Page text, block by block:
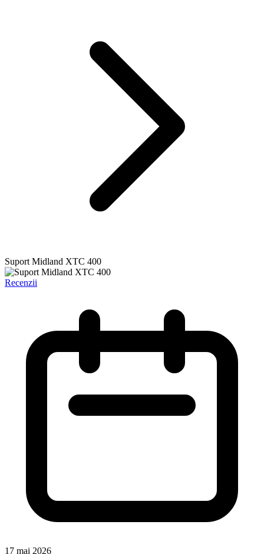
Suport Midland XTC 400
Recenzii
17 mai 2026